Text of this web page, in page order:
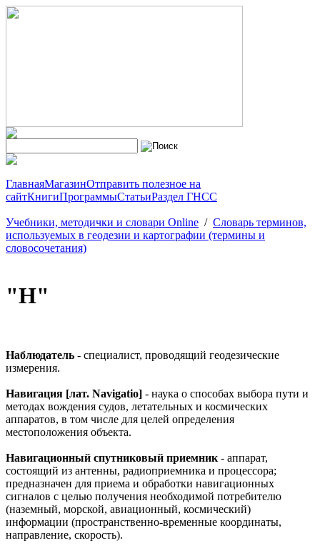
ГлавнаяМагазинОтправить полезное на
сайтКнигиПрограммыСтатьиРаздел ГНСС
Учебники, методички и словари Online / Словарь терминов,
используемых в геодезии и картографии (термины и
словосочетания)
"Н"
Наблюдатель - специалист, проводящий геодезические
измерения.
Навигация [лат. Navigatio] - наука о способах выбора пути и
методах вождения судов, летательных и космических
аппаратов, в том числе для целей определения
местоположения объекта.
Навигационный спутниковый приемник - аппарат,
состоящий из антенны, радиоприемника и процессора;
предназначен для приема и обработки навигационных
сигналов с целью получения необходимой потребителю
(наземный, морской, авиационный, космический)
информации (пространственно-временные координаты,
направление, скорость).